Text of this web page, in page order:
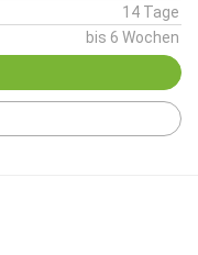
14 Tage
bis 6 Wochen